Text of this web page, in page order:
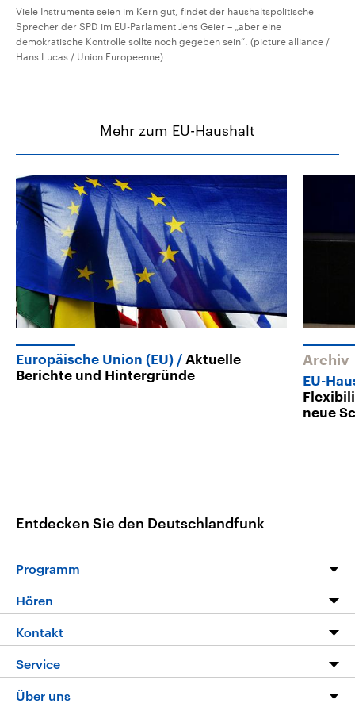
Viele Instrumente seien im Kern gut, findet der haushaltspolitische
Sprecher der SPD im EU-Parlament Jens Geier – „aber eine
demokratische Kontrolle sollte noch gegeben sein“. (picture alliance /
Hans Lucas / Union Europeenne)
Mehr zum EU-Haushalt
Europäische Union (EU)
Aktuelle
Berichte und Hintergründe
Archiv
EU-
neue
Entdecken Sie den Deutschlandfunk
Programm
Programm
Die Nachrichten
Nachrichtenleicht
Neue Beiträge auf dlf.de
Hören
Livestream
Podcasts
Deutschlandfunk App
Kontakt
Hörerservice
Service
FAQ
Über uns